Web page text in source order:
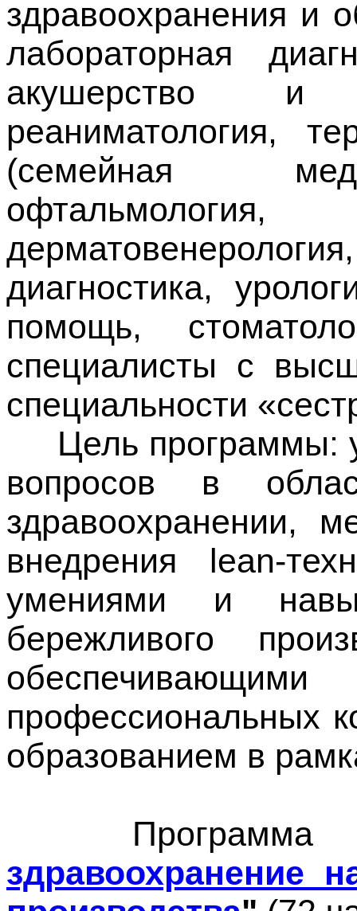
здравоохранения и
лабораторная
акушерство и
реаниматология,
(семейная
диагностика,
помощь,
специалисты с
специальности
Цель программы:
вопросов в
здравоохранении,
внедрения lean-
умениями и
бережливого
профессиональных
образованием в
здравоохранение